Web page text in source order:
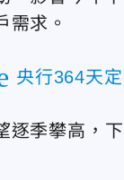
需求。
央行364天
逐季攀高，